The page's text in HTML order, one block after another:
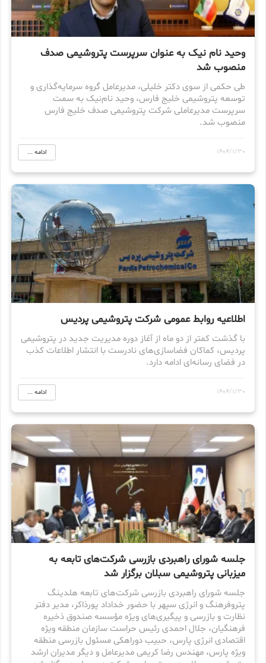
وحید نام نیک به عنوان سرپرست پتروشیمی صدف
منصوب شد
طی حکمی از سوی دکتر خلیلی، مدیرعامل گروه سرمایه‌گذاری و
توسعه پتروشیمی خلیج فارس، وحید نام‌نیک به سمت
سرپرست مدیرعاملی شرکت پتروشیمی صدف خلیج فارس
منصوب شد.
1404/1/30 ادامه ...
اطلاعیه روابط عمومی شركت پتروشیمی پردیس
با گذشت کمتر از دو ماه از آغاز دوره مدیریت جدید در پتروشیمی
پردیس، کماکان فضاسازی‌های نادرست با انتشار اطلاعات کذب
در فضای رسانه‌ای ادامه دارد.
1404/1/30 ادامه ...
جلسه شورای راهبردی بازرسی شرکت‌های تابعه به
میزبانی پتروشیمی سبلان برگزار شد
جلسه شورای راهبردی بازرسی شرکت‌های تابعه هلدینگ
پتروفرهنگ و انرژی سپهر با حضور خداداد پورذاکر، مدیر دفتر
نظارت و بازرسی و پیگیری‌های ویژه مؤسسه صندوق ذخیره
فرهنگیان، جلال احمدی رئیس حراست سازمان منطقه ویژه
اقتصادی انرژی پارس، حبیب دوراهکی مسئول بازرسی منطقه
ویژه پارس، مهندس رضا کریمی مدیرعامل و دیگر مدیران ارشد